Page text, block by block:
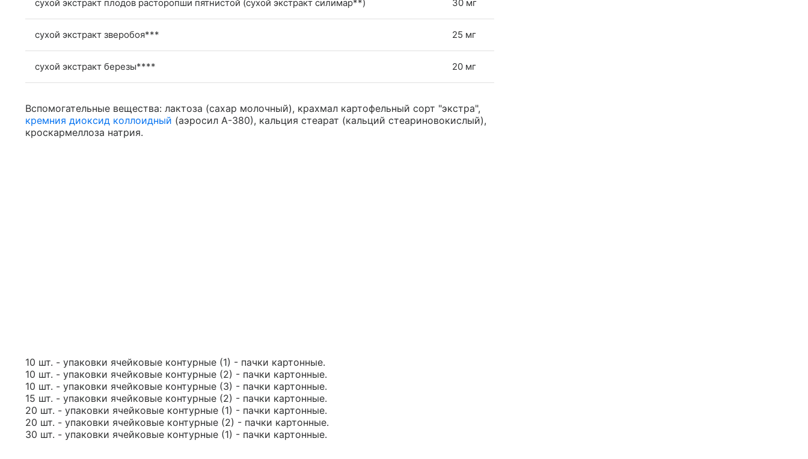
сухой экстракт плодов расторопши пятнистой (сухой экстракт силимар**) 30 мг
сухой экстракт зверобоя*** 25 мг
сухой экстракт березы**** 20 мг
Вспомогательные вещества: лактоза (сахар молочный), крахмал картофельный сорт "экстра",
кремния диоксид коллоидный (аэросил А-380), кальция стеарат (кальций стеариновокислый),
кроскармеллоза натрия.
10 шт. - упаковки ячейковые контурные (1) - пачки картонные.
10 шт. - упаковки ячейковые контурные (2) - пачки картонные.
10 шт. - упаковки ячейковые контурные (3) - пачки картонные.
15 шт. - упаковки ячейковые контурные (2) - пачки картонные.
20 шт. - упаковки ячейковые контурные (1) - пачки картонные.
20 шт. - упаковки ячейковые контурные (2) - пачки картонные.
30 шт. - упаковки ячейковые контурные (1) - пачки картонные.